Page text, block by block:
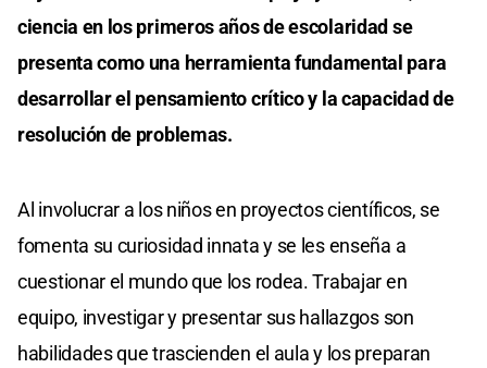
ciencia en los primeros años de escolaridad se
presenta como una herramienta fundamental para
desarrollar el pensamiento crítico y la capacidad de
resolución de problemas.
Al involucrar a los niños en proyectos científicos, se
fomenta su curiosidad innata y se les enseña a
cuestionar el mundo que los rodea. Trabajar en
equipo, investigar y presentar sus hallazgos son
habilidades que trascienden el aula y los preparan